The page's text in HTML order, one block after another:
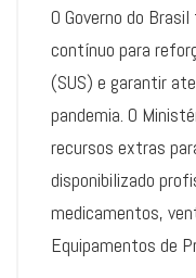
O Governo do
contínuo para
(SUS) e garantir
pandemia. O
recursos extras
disponibilizado
medicamentos,
Equipamentos de